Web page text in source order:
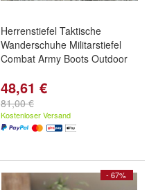
Herrenstiefel Taktische
Wanderschuhe Militarstiefel
Combat Army Boots Outdoor
48,61 €
81,00 €
Kostenloser Versand
- 67%